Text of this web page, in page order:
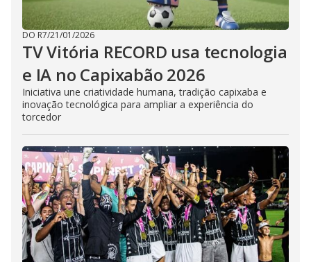
DO R7/21/01/2026
TV Vitória RECORD usa tecnologia
e IA no Capixabão 2026
Iniciativa une criatividade humana, tradição capixaba e
inovação tecnológica para ampliar a experiência do
torcedor